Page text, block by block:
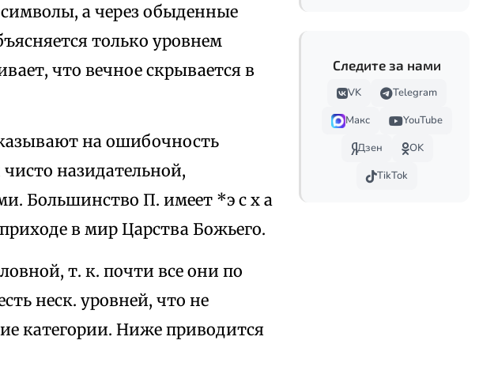
а через обыденные
только уровнем
что вечное скрывается в
на ошибочность
назидательной,
Большинство П. имеет *э с х а
в мир Царства Божьего.
т. к. почти все они по
неск. уровней, что не
категории. Ниже приводится
Следите за нами
VK
Telegram
Макс
YouTube
Дзен
OK
TikTok